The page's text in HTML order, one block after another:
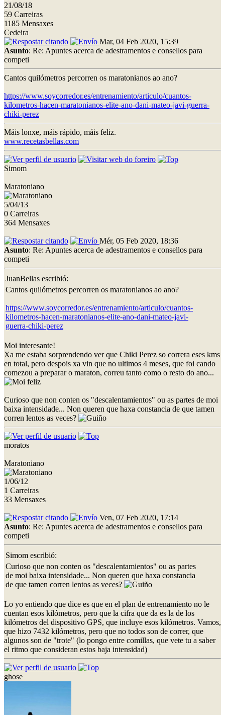
21/08/18
59 Carreiras
1185 Mensaxes
Cedeira
Mar, 04 Feb 2020, 15:39
Asunto: Re: Apuntes acerca de adestramentos e consellos para
competi
Cantos quilómetros percorren os maratonianos ao ano?
https://www.soycorredor.es/entrenamiento/articulo/cuantos-
kilometros-hacen-maratonianos-elite-ano-dani-mateo-javi-guerra-
chiki-perez
Máis lonxe, máis rápido, máis feliz.
www.recetasbellas.com
Simom
Maratoniano
5/04/13
0 Carreiras
364 Mensaxes
Mér, 05 Feb 2020, 18:36
Asunto: Re: Apuntes acerca de adestramentos e consellos para
competi
JuanBellas escribió:
Cantos quilómetros percorren os maratonianos ao ano?
https://www.soycorredor.es/entrenamiento/articulo/cuantos-
kilometros-hacen-maratonianos-elite-ano-dani-mateo-javi-
guerra-chiki-perez
Moi interesante!
Xa me estaba sorprendendo ver que Chiki Perez so correra eses kms
en total, pero despois xa vin que no ultimos 4 meses, que foi cando
comezou a preparar o maraton, correu tanto como o resto do ano...
Curioso que non conten os "descalentamientos" ou as partes de moi
baixa intensidade... Non queren que haxa constancia de que tamen
corren lentos as veces?
moratos
Maratoniano
1/06/12
1 Carreiras
33 Mensaxes
Ven, 07 Feb 2020, 17:14
Asunto: Re: Apuntes acerca de adestramentos e consellos para
competi
Simom escribió:
Curioso que non conten os "descalentamientos" ou as partes
de moi baixa intensidade... Non queren que haxa constancia
de que tamen corren lentos as veces?
Lo yo entiendo que dice es que en el plan de entrenamiento no le
cuentan esos kilómetros, pero que la cifra que da es la de los
kilómetros del dispositivo GPS, que incluye esos kilómetros. Vamos,
que hizo 7432 kilómetros, pero que no todos son de correr, que
algunos son de "trote" (lo pongo entre comillas, que vete tu a saber
el ritmo que consideran estos baja intensidad)
ghose